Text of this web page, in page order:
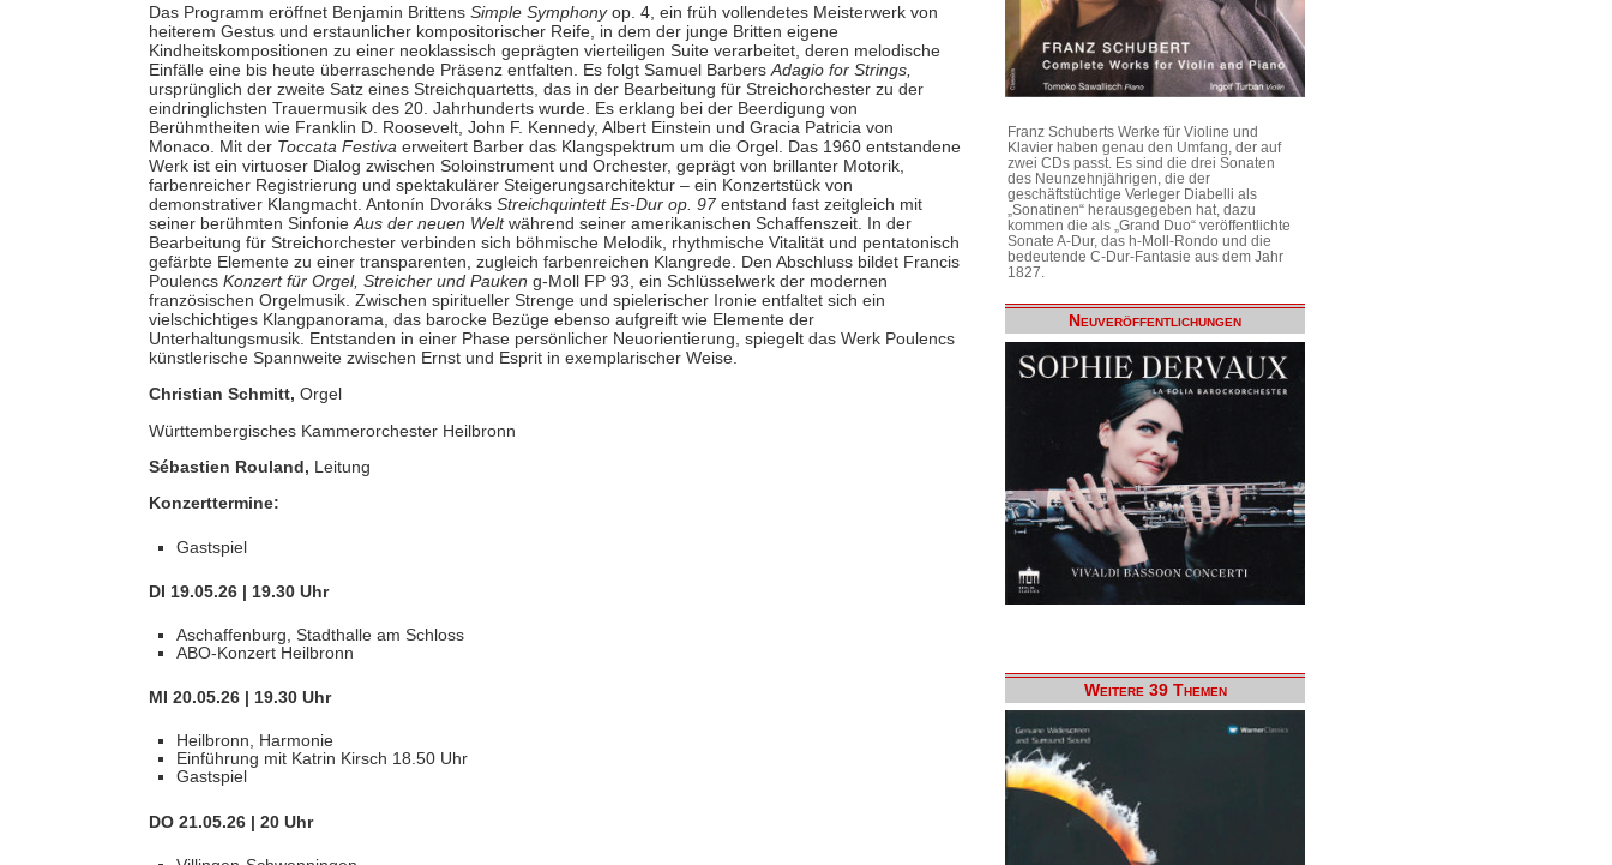
Das Programm eröffnet Benjamin Brittens Simple Symphonyop. 4, ein früh vollendetes Meisterwerk von
heiterem Gestus und erstaunlicher kompositorischer Reife, in dem der junge Britten eigene
Kindheitskompositionen zu einer neoklassisch geprägten vierteiligen Suite verarbeitet, deren melodische
Einfälle eine bis heute überraschende Präsenz entfalten. Es folgt Samuel Barbers Adagio for Strings,
ursprünglich der zweite Satz eines Streichquartetts, das in der Bearbeitung für Streichorchester zu der
eindringlichsten Trauermusik des 20. Jahrhunderts wurde. Es erklang bei der Beerdigung von
Berühmtheiten wie Franklin D. Roosevelt, John F. Kennedy, Albert Einstein und Gracia Patricia von
Monaco. Mit der Toccata Festiva erweitert Barber das Klangspektrum um die Orgel. Das 1960 entstandene
Werk ist ein virtuoser Dialog zwischen Soloinstrument und Orchester, geprägt von brillanter Motorik,
farbenreicher Registrierung und spektakulärer Steigerungsarchitektur – ein Konzertstück von
demonstrativer Klangmacht. Antonín Dvoráks Streichquintett Es-Dur op. 97entstand fast zeitgleich mit
seiner berühmten Sinfonie Aus der neuen Weltwährend seiner amerikanischen Schaffenszeit. In der
Bearbeitung für Streichorchester verbinden sich böhmische Melodik, rhythmische Vitalität und pentatonisch
gefärbte Elemente zu einer transparenten, zugleich farbenreichen Klangrede. Den Abschluss bildet Francis
Poulencs Konzert für Orgel, Streicher und Pauken g-Moll FP 93, ein Schlüsselwerk der modernen
französischen Orgelmusik. Zwischen spiritueller Strenge und spielerischer Ironie entfaltet sich ein
vielschichtiges Klangpanorama, das barocke Bezüge ebenso aufgreift wie Elemente der
Unterhaltungsmusik. Entstanden in einer Phase persönlicher Neuorientierung, spiegelt das Werk Poulencs
künstlerische Spannweite zwischen Ernst und Esprit in exemplarischer Weise.
Christian Schmitt, Orgel
Württembergisches Kammerorchester Heilbronn
Sébastien Rouland, Leitung
Konzerttermine:
Gastspiel
DI 19.05.26 | 19.30 Uhr
Aschaffenburg, Stadthalle am Schloss
ABO-Konzert Heilbronn
MI 20.05.26 | 19.30 Uhr
Heilbronn, Harmonie
Einführung mit Katrin Kirsch 18.50 Uhr
Gastspiel
DO 21.05.26 | 20 Uhr
Franz Schuberts Werke für Violine und
Klavier haben genau den Umfang, der auf
zwei CDs passt. Es sind die drei Sonaten
des Neunzehnjährigen, die der
geschäftstüchtige Verleger Diabelli als
„Sonatinen“ herausgegeben hat, dazu
kommen die als „Grand Duo“ veröffentlichte
Sonate A-Dur, das h-Moll-Rondo und die
bedeutende C-Dur-Fantasie aus dem Jahr
1827.
Neuveröffentlichungen
Weitere 39 Themen